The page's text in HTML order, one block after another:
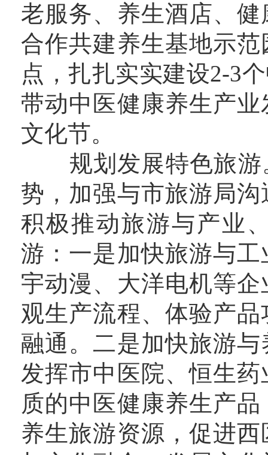
老服务、养生酒店、
合作共建养生基地示
点，扎扎实实建设2-3
带动中医健康养生产
文化节。
规划发展特色旅游
势，加强与市旅游局
积极推动旅游与产业
游：一是加快旅游与
宇动漫、大洋电机等
观生产流程、体验产
融通。二是加快旅游
发挥市中医院、恒生
质的中医健康养生产
养生旅游资源，促进